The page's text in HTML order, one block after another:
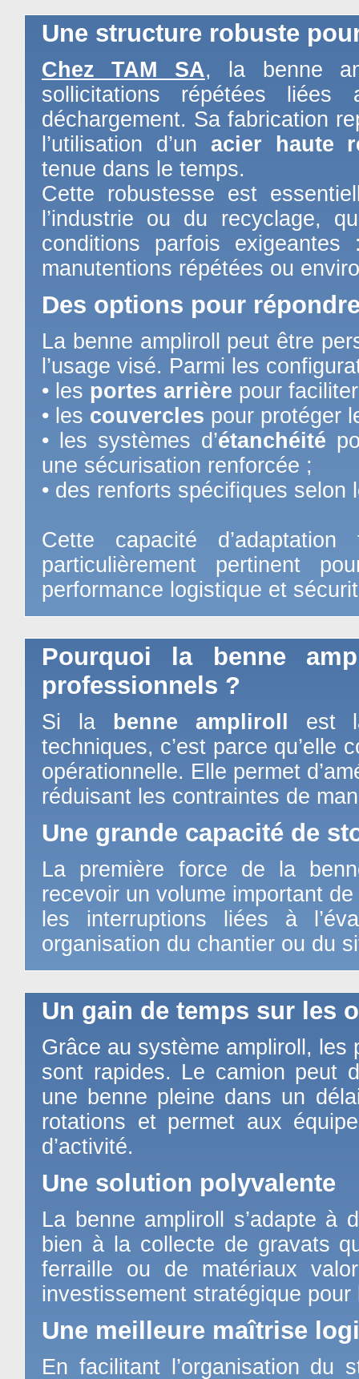
Une structure robuste
Chez TAM SA, la benne
sollicitations répétées
déchargement. Sa fabrication
l’utilisation d’un acier haute
tenue dans le temps.
Cette robustesse est
l’industrie ou du recyclage,
conditions parfois
manutentions répétées ou
Des options pour
La benne ampliroll peut être
l’usage visé. Parmi les
• les portes arrière pour
• les couvercles pour protéger
• les systèmes d’étanchéité
une sécurisation renforcée ;
• des renforts spécifiques selon
Cette capacité
particulièrement pertinent
performance logistique et
Pourquoi la benne
professionnels ?
Si la benne ampliroll
est
techniques, c’est parce qu’elle
opérationnelle. Elle permet
réduisant les contraintes de
Une grande capacité de
La première force de la
recevoir un volume important
les interruptions liées à
organisation du chantier ou du
Un gain de temps sur les
Grâce au système ampliroll,
sont rapides. Le camion peut
une benne pleine dans un
rotations et permet aux
d’activité.
Une solution polyvalente
La benne ampliroll s’adapte à
bien à la collecte de gravats
ferraille ou de matériaux
investissement stratégique
Une meilleure maîtrise
En facilitant l’organisation du